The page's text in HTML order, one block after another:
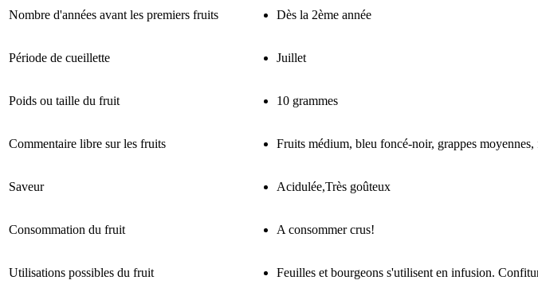
Nombre d'années avant les premiers fruits Dès la 2ème année
Période de cueillette Juillet
Poids ou taille du fruit 10 grammes
Commentaire libre sur les fruits Fruits médium, bleu foncé-noir, grappes
Saveur Acidulée,Très goûteux
Consommation du fruit A consommer crus!
Utilisations possibles du fruit Feuilles et bourgeons s'utilisent en infusion.